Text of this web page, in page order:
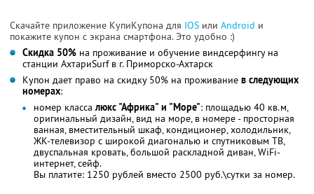
Скачайте приложение КупиКупона для IOS или Android и
покажите купон с экрана смартфона. Это удобно :)
Скидка 50% на проживание и обучение виндсерфингу на
станции АхтариSurf в г. Приморско-Ахтарск
Купон дает право на скидку 50% на проживание в следующих
номерах:
номер классалюкс "Африка" и "Море": площадью 40 кв.м,
оригинальный дизайн, вид на море, в номере - просторная
ванная, вместительный шкаф, кондиционер, холодильник,
ЖК-телевизор с широкой диагональю и спутниковым ТВ,
двуспальная кровать, большой раскладной диван, WiFi-
интернет, сейф.
Вы платите: 1250 рублей вместо 2500 руб.\сутки за номер.